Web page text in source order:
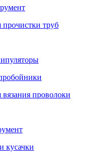
труб
проволоки
кусачки